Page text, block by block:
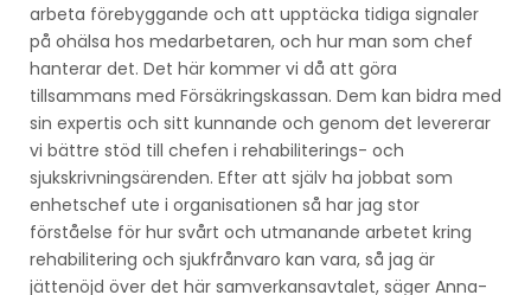
arbeta förebyggande och att upptäcka tidiga signaler
på ohälsa hos medarbetaren, och hur man som chef
hanterar det. Det här kommer vi då att göra
tillsammans med Försäkringskassan. Dem kan bidra med
sin expertis och sitt kunnande och genom det levererar
vi bättre stöd till chefen i rehabiliterings- och
sjukskrivningsärenden. Efter att själv ha jobbat som
enhetschef ute i organisationen så har jag stor
förståelse för hur svårt och utmanande arbetet kring
rehabilitering och sjukfrånvaro kan vara, så jag är
jättenöjd över det här samverkansavtalet, säger Anna-